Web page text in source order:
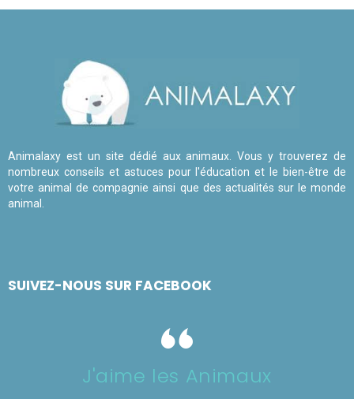
Animalaxy est un site dédié aux animaux. Vous y trouverez de
nombreux conseils et astuces pour l'éducation et le bien-être de
votre animal de compagnie ainsi que des actualités sur le monde
animal.
SUIVEZ-NOUS SUR FACEBOOK
J'aime les Animaux